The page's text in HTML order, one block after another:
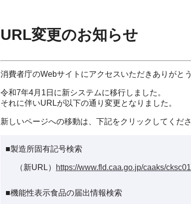
URL変更のお知らせ
消費者庁のWebサイトにアクセスいただきありがと
令和7年4月1日に新システムに移行しました。
それに伴いURLが以下の通り変更となりました。
新しいページへの移動は、下記をクリックしてくださ
■製造所固有記号検索
（新URL） https://www.fld.caa.go.jp/caaks/cksc01
■機能性表示食品の届出情報検索